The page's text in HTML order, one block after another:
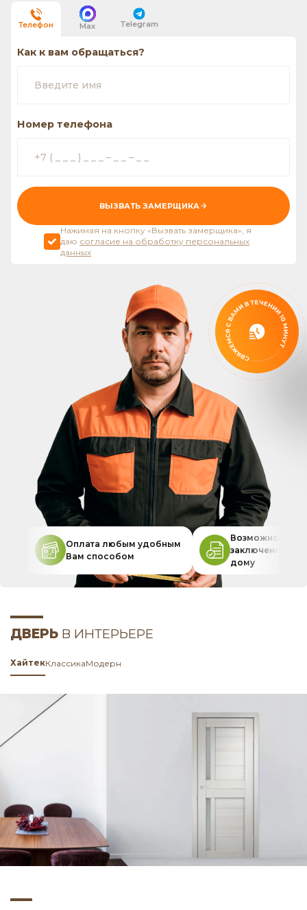
Телефон Max Telegram
Как к вам обращаться?
Номер телефона
ВЫЗВАТЬ ЗАМЕРЩИКА
Нажимая на кнопку «Вызвать замерщика», я
даю согласие на обработку персональных
данных
Оплата любым удобным
Вам способом
Возможность
заключения
дому
ДВЕРЬ В ИНТЕРЬЕРЕ
ХайтекКлассикаМодерн